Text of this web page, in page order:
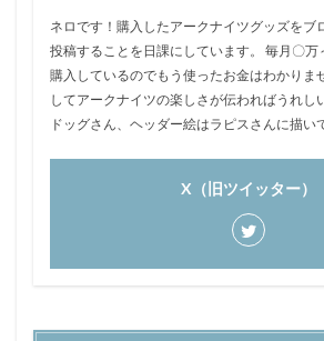
ネロです！購入したアークナイツグッズをブ
投稿することを日課にしています。 毎月〇万
購入しているのでもう使ったお金はわかりま
してアークナイツの楽しさが伝わればうれし
ドッグさん、ヘッダー絵はラピスさんに描い
X（旧ツイッター）